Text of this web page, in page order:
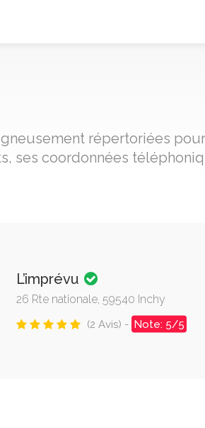
répertoriées
ses coordonnées
L’imprévu
26 Rte nationale, 59540 Inchy
(2 Avis) - Note: 5/5